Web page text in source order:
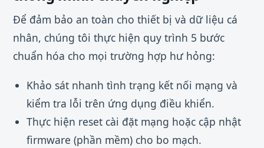
Để đảm bảo an toàn cho thiết bị và dữ liệu cá
nhân, chúng tôi thực hiện quy trình 5 bước
chuẩn hóa cho mọi trường hợp hư hỏng:
Khảo sát nhanh tình trạng kết nối mạng và
kiểm tra lỗi trên ứng dụng điều khiển.
Thực hiện reset cài đặt mạng hoặc cập nhật
firmware (phần mềm) cho bo mạch.